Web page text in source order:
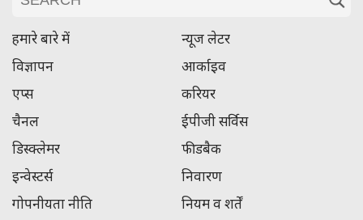
हमारे बारे में
न्यूज लेटर
विज्ञापन
आर्काइव
एप्स
करियर
चैनल
ईपीजी सर्विस
डिस्क्लेमर
फीडबैक
इन्वेस्टर्स
निवारण
गोपनीयता नीति
नियम व शर्तें